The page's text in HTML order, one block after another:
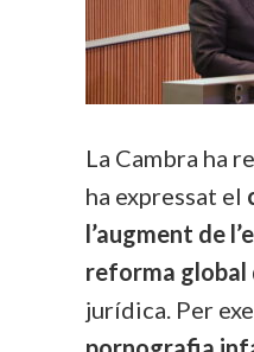
La Cambra ha
ha expressat el
l’augment de
reforma global
jurídica. Per